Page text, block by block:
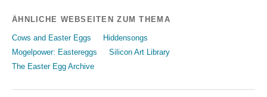
ÄHNLICHE WEBSEITEN ZUM THEMA
Cows and Easter Eggs
Hiddensongs
Mogelpower: Eastereggs
Silicon Art Library
The Easter Egg Archive